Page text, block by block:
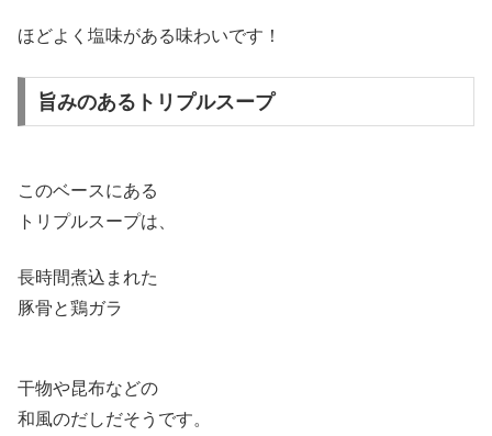
ほどよく塩味がある味わいです！
旨みのあるトリプルスープ
このベースにある
トリプルスープは、
長時間煮込まれた
豚骨と鶏ガラ
干物や昆布などの
和風のだしだそうです。